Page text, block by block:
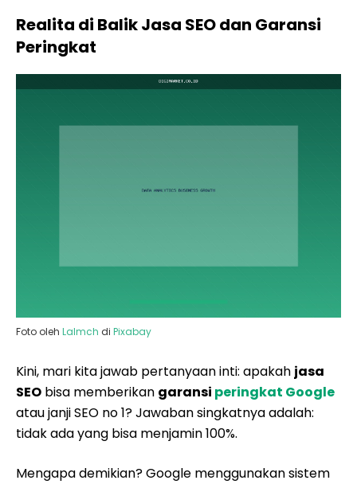
Realita di Balik Jasa SEO dan Garansi
Peringkat
Foto oleh Lalmch di Pixabay
Kini, mari kita jawab pertanyaan inti: apakah jasa
SEO bisa memberikan garansi peringkat Google
atau janji SEO no 1? Jawaban singkatnya adalah:
tidak ada yang bisa menjamin 100%.
Mengapa demikian? Google menggunakan sistem